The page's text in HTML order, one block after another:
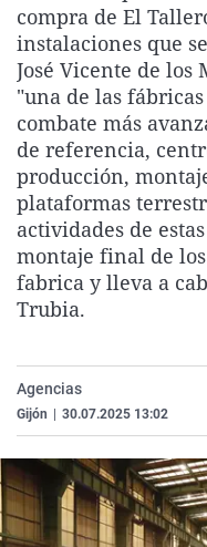
compra de El
instalaciones que
José Vicente de
"una de las
combate más
de referencia,
producción,
plataformas
actividades de
montaje final de
fabrica y lleva a
Trubia.
Agencias
Gijón 30.07.2025 13:02